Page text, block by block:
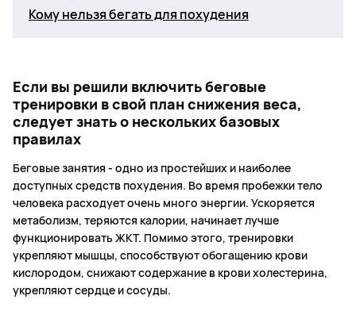
Кому нельзя бегать для похудения
Если вы решили включить беговые
тренировки в свой план снижения веса,
следует знать о нескольких базовых
правилах
Беговые занятия - одно из простейших и наиболее
доступных средств похудения. Во время пробежки тело
человека расходует очень много энергии. Ускоряется
метаболизм, теряются калории, начинает лучше
функционировать ЖКТ. Помимо этого, тренировки
укрепляют мышцы, способствуют обогащению крови
кислородом, снижают содержание в крови холестерина,
укрепляют сердце и сосуды.